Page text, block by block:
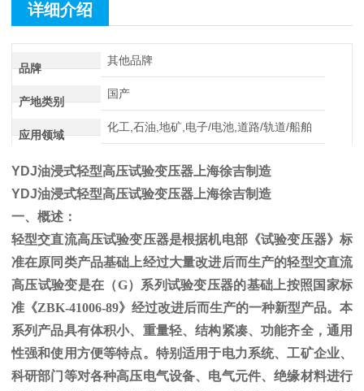
详细介绍
品牌
其他品牌
产地类别
国产
应用领域
化工,石油,地矿,电子/电池,道路/轨道/船舶
YDJ油浸式轻型高压试验变压器上海徐吉制造
YDJ油浸式轻型高压试验变压器上海徐吉制造
一、概述：
轻型交直流高压试验变压器是根据机电部《试验变压器》标
准在原同类产品基础上经过大量改进后而生产的轻型交直流
高压试验变是在（G）系列试验变压器的基础上按照国家标
准《ZBK-41006-89》经过改进后而生产的一种新型产品。本
系列产品具有体积小、重量轻、结构紧凑、功能齐全，通用
性强和使用方便等特点。特别适用于电力系统、工矿企业、
科研部门等对各种高压电气设备、电气元件、绝缘材料进行